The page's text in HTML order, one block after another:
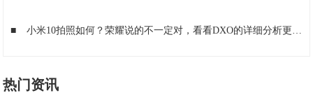
■ 小米10拍照如何？荣耀说的不一定对，看看DXO的详细分析更公平
热门资讯